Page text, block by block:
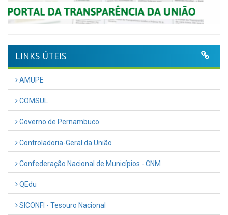
LINKS ÚTEIS
AMUPE
COMSUL
Governo de Pernambuco
Controladoria-Geral da União
Confederação Nacional de Municípios - CNM
QEdu
SICONFI - Tesouro Nacional